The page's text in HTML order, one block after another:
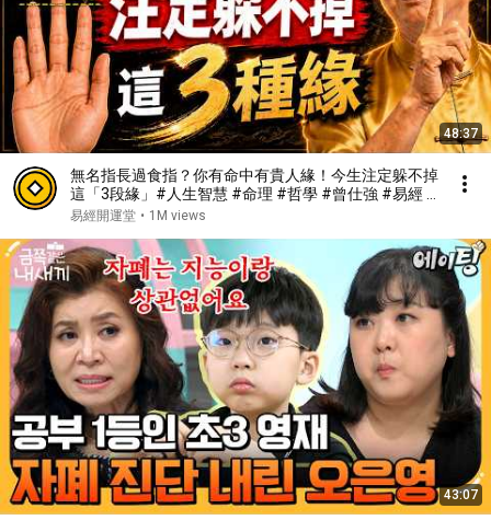
48:37
無名指長過食指？你有命中有貴人緣！今生注定躲不掉
這「3段緣」#人生智慧 #命理 #哲學 #曾仕強 #易經 #
正能量#人生智慧 #命理 #哲學 #曾仕強 #易經 #正能
易經開運堂 • 1M views
43:07